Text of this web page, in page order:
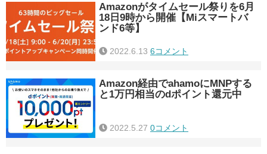
Amazonがタイムセール祭りを6月
18日9時から開催【Miスマートバ
ンド6等】
2022.6.13 6コメント
Amazon経由でahamoにMNPする
と1万円相当のdポイント還元中
2022.5.27 0コメント